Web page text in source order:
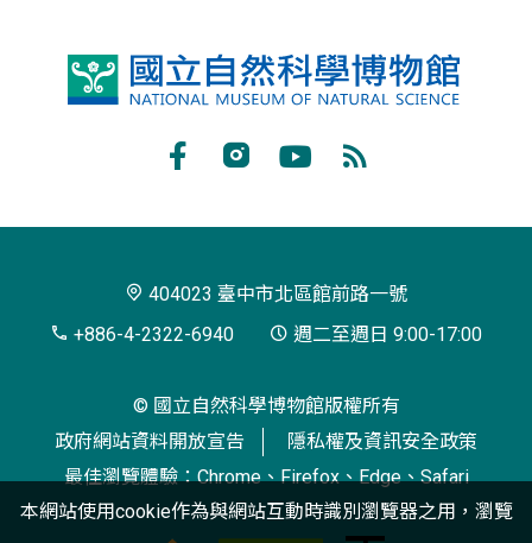
國
博
閱
404023 臺中市北區館前路一號
+886-4-2322-6940
週二至週日 9:00-17:00
© 國立自然科學博物館版權所有
政府網站資料開放宣告
隱私權及資訊安全政策
最佳瀏覽體驗：Chrome、Firefox、Edge、Safari
本網站使用cookie作為與網站互動時識別瀏覽器之用，瀏覽